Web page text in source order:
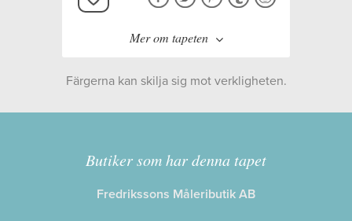
Mer om tapeten
Kollektion:
Contemporary
Färgerna kan skilja sig mot verkligheten.
Butiker som har denna tapet
Fredrikssons Måleributik AB